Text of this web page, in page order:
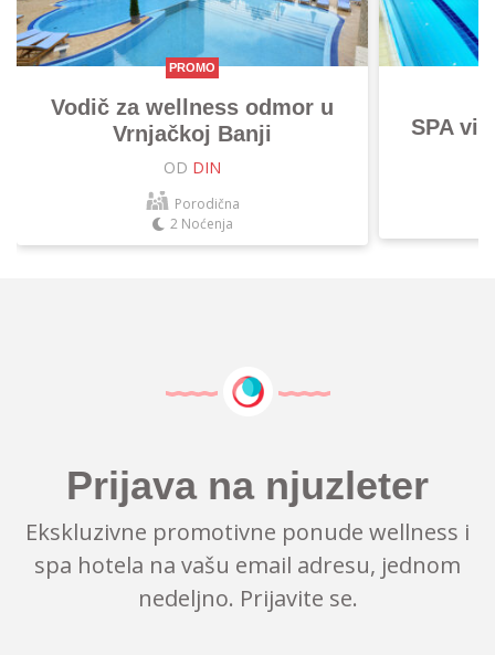
PROMO
Vodič za wellness odmor u
Vrnjačkoj Banji
OD DIN
Porodična
2 Noćenja
SPA
Prijava na njuzleter
Ekskluzivne promotivne ponude wellness i
spa hotela na vašu email adresu, jednom
nedeljno. Prijavite se.